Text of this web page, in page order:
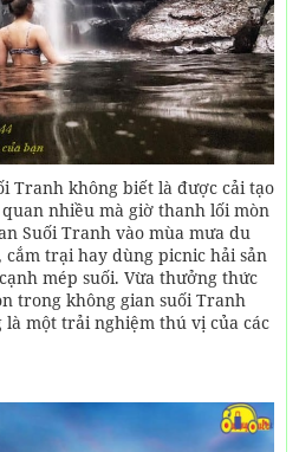
Tranh không biết là được cải tạo
nhiều mà giờ thanh lối mòn
Suối Tranh vào mùa mưa du
trại hay dùng picnic hải sản
mép suối. Vừa thưởng thức
trong không gian suối Tranh
một trải nghiệm thú vị của các